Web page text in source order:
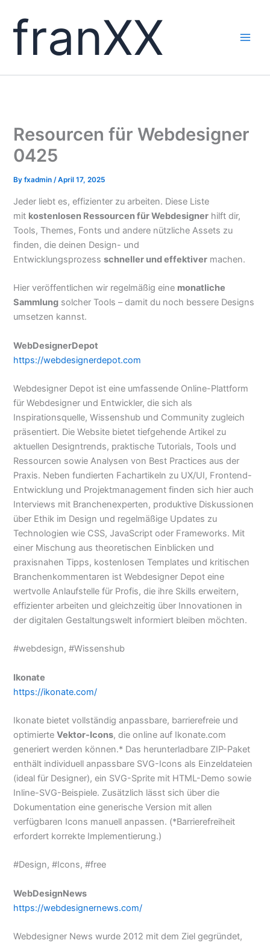
contentfranXX
Resourcen für Webdesigner
0425
Byfxadmin/April 17, 2025
Jeder liebt es, effizienter zu arbeiten. Diese Liste
mit kostenlosen Ressourcen für Webdesigner hilft dir,
Tools, Themes, Fonts und andere nützliche Assets zu
finden, die deinen Design- und
Entwicklungsprozessschneller und effektiver machen.
Hier veröffentlichen wir regelmäßig eine monatliche
Sammlung solcher Tools – damit du noch bessere Designs
umsetzen kannst.
WebDesignerDepot
https://webdesignerdepot.com
Webdesigner Depot ist eine umfassende Online-Plattform
für Webdesigner und Entwickler, die sich als
Inspirationsquelle, Wissenshub und Community zugleich
präsentiert. Die Website bietet tiefgehende Artikel zu
aktuellen Designtrends, praktische Tutorials, Tools und
Ressourcen sowie Analysen von Best Practices aus der
Praxis. Neben fundierten Fachartikeln zu UX/UI, Frontend-
Entwicklung und Projektmanagement finden sich hier auch
Interviews mit Branchenexperten, produktive Diskussionen
über Ethik im Design und regelmäßige Updates zu
Technologien wie CSS, JavaScript oder Frameworks. Mit
einer Mischung aus theoretischen Einblicken und
praxisnahen Tipps, kostenlosen Templates und kritischen
Branchenkommentaren ist Webdesigner Depot eine
wertvolle Anlaufstelle für Profis, die ihre Skills erweitern,
effizienter arbeiten und gleichzeitig über Innovationen in
der digitalen Gestaltungswelt informiert bleiben möchten.
#webdesign, #Wissenshub
Ikonate
https://ikonate.com/
Ikonate bietet vollständig anpassbare, barrierefreie und
optimierteVektor-Icons, die online auf Ikonate.com
generiert werden können.* Das herunterladbare ZIP-Paket
enthält individuell anpassbare SVG-Icons als Einzeldateien
(ideal für Designer), ein SVG-Sprite mit HTML-Demo sowie
Inline-SVG-Beispiele. Zusätzlich lässt sich über die
Dokumentation eine generische Version mit allen
verfügbaren Icons manuell anpassen. (*Barrierefreiheit
erfordert korrekte Implementierung.)
#Design, #Icons, #free
WebDesignNews
https://webdesignernews.com/
Webdesigner News wurde 2012 mit dem Ziel gegründet,